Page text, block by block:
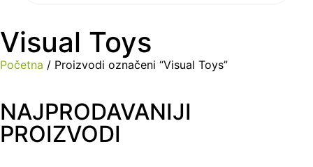
Visual Toys
Početna / Proizvodi označeni “Visual Toys”
NAJPRODAVANIJI
PROIZVODI